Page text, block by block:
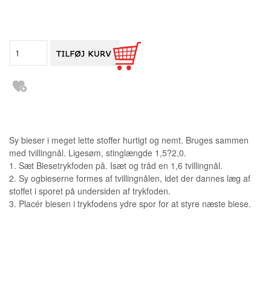
Sy bieser i meget lette stoffer hurtigt og nemt. Bruges sammen
med tvillingnål. Ligesøm, stinglængde 1,5?2,0.
1. Sæt Biesetrykfoden på. Isæt og tråd en 1,6 tvillingnål.
2. Sy ogbieserne formes af tvillingnålen, idet der dannes læg af
stoffet i sporet på undersiden af trykfoden.
3. Placér biesen i trykfodens ydre spor for at styre næste biese.